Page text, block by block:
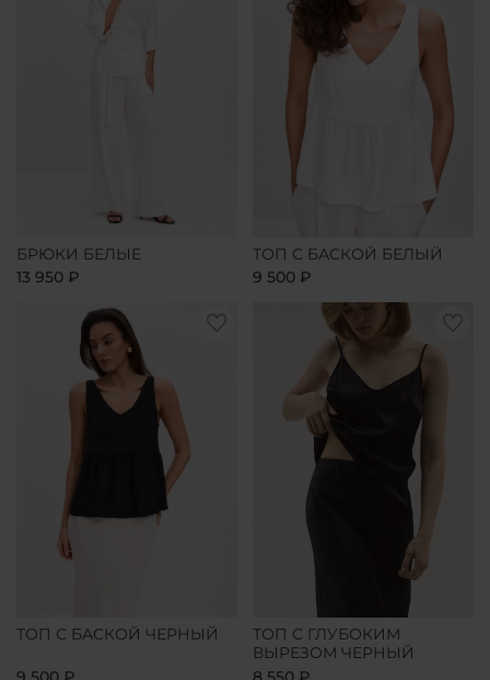
БРЮКИ БЕЛЫЕ
13 950 ₽
ТОП С БАСКОЙ БЕЛЫЙ
9 500 ₽
ТОП С БАСКОЙ ЧЕРНЫЙ
ТОП С ГЛУБОКИМ
ВЫРЕЗОМ ЧЕРНЫЙ